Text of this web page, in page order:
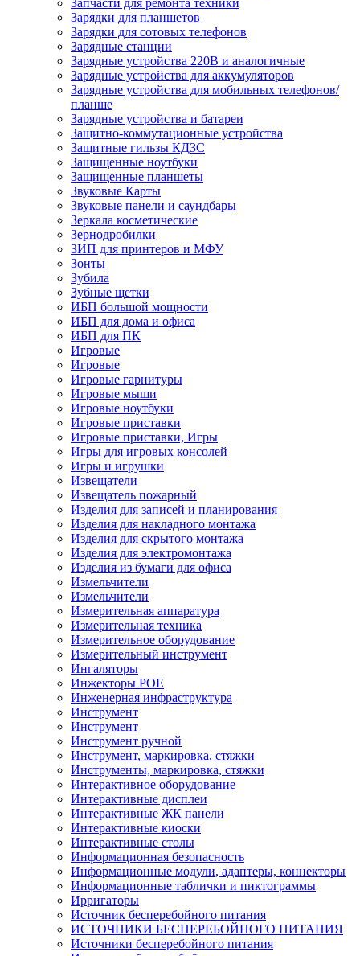
Зарядки для планшетов
Зарядки для сотовых телефонов
Зарядные станции
Зарядные устройства 220В и аналогичные
Зарядные устройства для аккумуляторов
Зарядные устройства для мобильных телефонов/
планше
Зарядные устройства и батареи
Защитно-коммутационные устройства
Защитные гильзы КДЗС
Защищенные ноутбуки
Защищенные планшеты
Звуковые Карты
Звуковые панели и саундбары
Зеркала косметические
Зернодробилки
ЗИП для принтеров и МФУ
Зонты
Зубила
Зубные щетки
ИБП большой мощности
ИБП для дома и офиса
ИБП для ПК
Игровые
Игровые
Игровые гарнитуры
Игровые мыши
Игровые ноутбуки
Игровые приставки
Игровые приставки, Игры
Игры для игровых консолей
Игры и игрушки
Извещатели
Извещатель пожарный
Изделия для записей и планирования
Изделия для накладного монтажа
Изделия для скрытого монтажа
Изделия для электромонтажа
Изделия из бумаги для офиса
Измельчители
Измельчители
Измерительная аппаратура
Измерительная техника
Измерительное оборудование
Измерительный инструмент
Ингаляторы
Инжекторы POE
Инженерная инфраструктура
Инструмент
Инструмент
Инструмент ручной
Инструмент, маркировка, стяжки
Инструменты, маркировка, стяжки
Интерактивное оборудование
Интерактивные дисплеи
Интерактивные ЖК панели
Интерактивные киоски
Интерактивные столы
Информационная безопасность
Информационные модули, адаптеры, коннекторы
Информационные таблички и пиктограммы
Ирригаторы
Источник бесперебойного питания
ИСТОЧНИКИ БЕСПЕРЕБОЙНОГО ПИТАНИЯ
Источники бесперебойного питания